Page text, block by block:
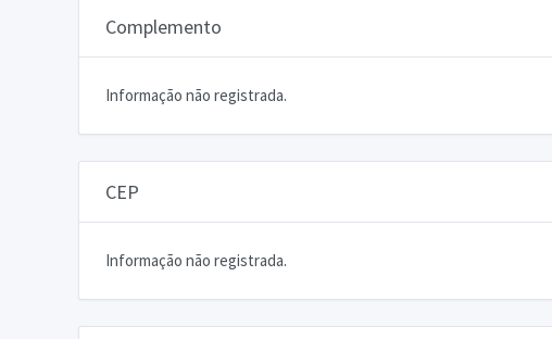
Complemento
Informação não registrada.
CEP
Informação não registrada.